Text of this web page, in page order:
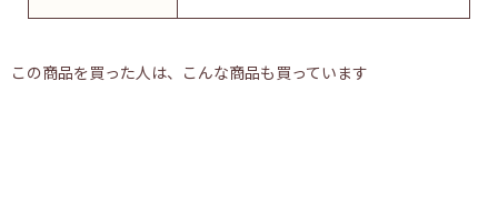
この商品を買った人は、こんな商品も買っています